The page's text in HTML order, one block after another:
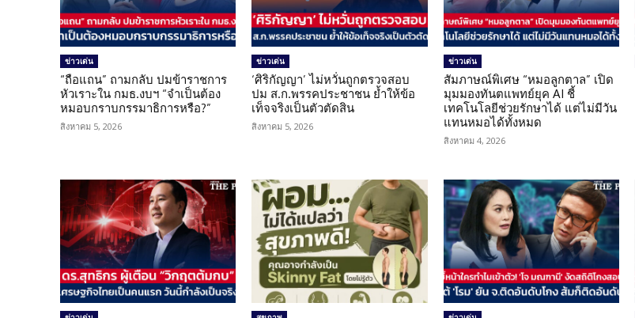
ข่าวเด่น
“ถือแถน” ถามกลับ ปมข้าราชการ
หัวเราะใน กมธ.งบฯ “จำเป็นต้อง
หมอบกราบกรรมาธิการหรือ?”
สิงหาคม 5, 2026
ข่าวเด่น
‘ศิริกัญญา’ ไม่หวั่นถูกตรวจสอบ
ปม ส.ก.พรรคประชาชน ย้ำให้ข้อ
เท็จจริงเป็นตัวตัดสิน
สิงหาคม 5, 2026
ข่าวเด่น
สัมภาษณ์พิเศษ “หมอลูกตาล” เปิด
มุมมองทันตแพทย์ยุค AI ชี้
เทคโนโลยีช่วยรักษาได้ แต่ไม่มีวัน
แทนหมอได้ทั้งหมด
สิงหาคม 4, 2026